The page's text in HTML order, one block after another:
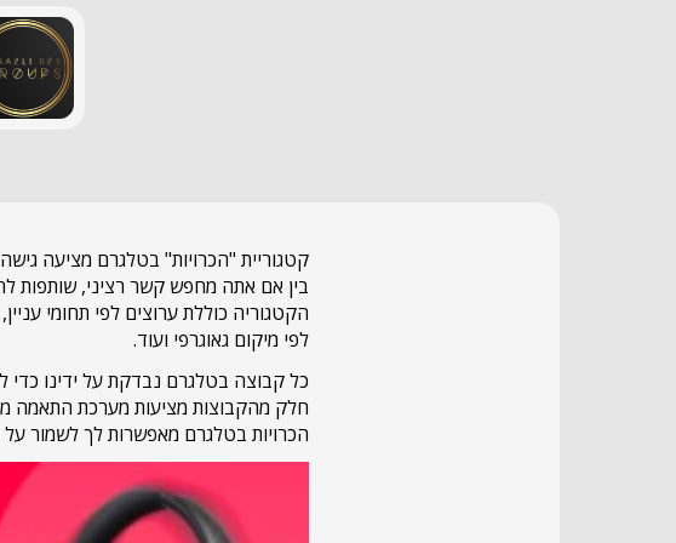
קטגוריית "הכרויות" בטלגרם מציעה
בין אם אתה מחפש קשר רציני, שותפות
לפי מיקום גאוגרפי ועוד.
כל קבוצה בטלגרם נבדקת על ידינו כדי
חלק מהקבוצות מציעות מערכת התאמה
הכרויות בטלגרם מאפשרות לך לשמור